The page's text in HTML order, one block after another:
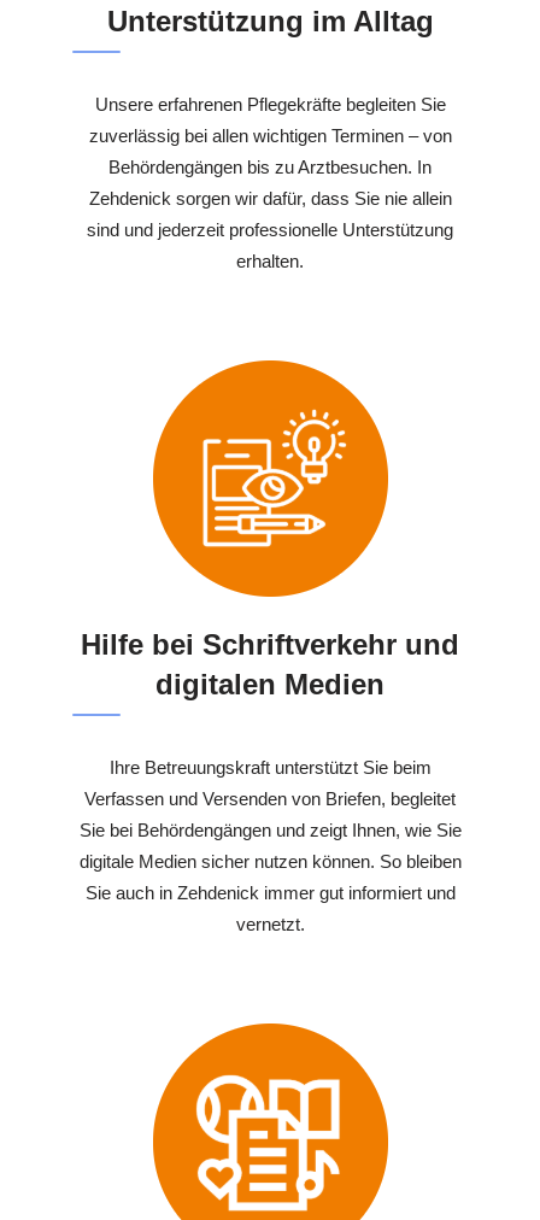
Unterstützung im Alltag
Unsere erfahrenen Pflegekräfte begleiten Sie
zuverlässig bei allen wichtigen Terminen – von
Behördengängen bis zu Arztbesuchen. In
Zehdenick sorgen wir dafür, dass Sie nie allein
sind und jederzeit professionelle Unterstützung
erhalten.
Hilfe bei Schriftverkehr und
digitalen Medien
Ihre Betreuungskraft unterstützt Sie beim
Verfassen und Versenden von Briefen, begleitet
Sie bei Behördengängen und zeigt Ihnen, wie Sie
digitale Medien sicher nutzen können. So bleiben
Sie auch in Zehdenick immer gut informiert und
vernetzt.